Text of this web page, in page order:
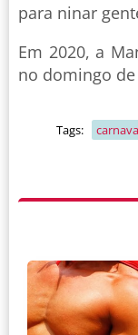
para ninar
Em 2020, a
no domingo
Tags: